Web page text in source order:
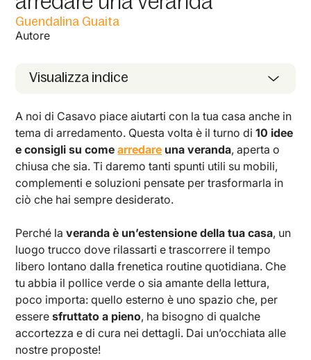
Guendalina Guaita
Autore
Visualizza indice
A noi di Casavo piace aiutarti con la tua casa anche in
tema di arredamento. Questa volta è il turno di10 idee
e consigli su comearredare una veranda, aperta o
chiusa che sia. Ti daremo tanti spunti utili su mobili,
complementi e soluzioni pensate per trasformarla in
ciò che hai sempre desiderato.
Perché laveranda è un’estensione della tua casa, un
luogo trucco dove rilassarti e trascorrere il tempo
libero lontano dalla frenetica routine quotidiana. Che
tu abbia il pollice verde o sia amante della lettura,
poco importa: quello esterno è uno spazio che, per
esseresfruttato a pieno, ha bisogno di qualche
accortezza e di cura nei dettagli. Dai un’occhiata alle
nostre proposte!